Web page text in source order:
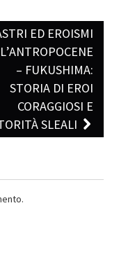
ED EROISMI
– FUKUSHIMA:
STORIA DI EROI
CORAGGIOSI E
SLEALI